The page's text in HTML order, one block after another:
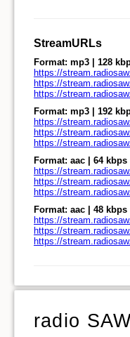
StreamURLs
Format: mp3 | 128
Format: mp3 | 192
Format: aac | 64 kbps
Format: aac | 48 kbps
radio